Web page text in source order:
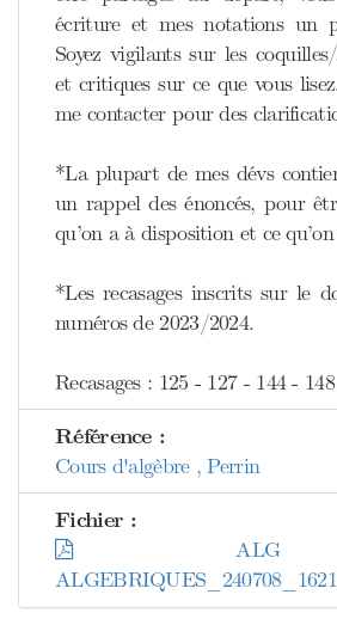
écriture et mes notations un
Soyez vigilants sur les
et critiques sur ce que vous
me contacter pour des
*La plupart de mes dévs
un rappel des énoncés, pour
qu’on a à disposition et ce
*Les recasages inscrits sur le
numéros de 2023/2024.
Recasages : 125 - 127 - 144 - 148
Référence :
Cours d'algèbre , Perrin
Fichier :
ALG -